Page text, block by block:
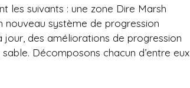
les suivants : une zone Dire Marsh
nouveau système de progression
des améliorations de progression
Décomposons chacun d’entre eux